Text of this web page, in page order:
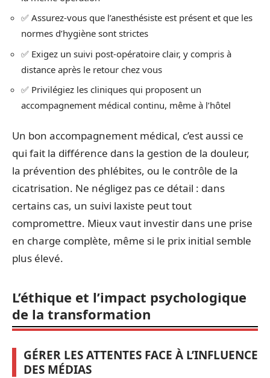
✅ Assurez-vous que l’anesthésiste est présent et que les
normes d’hygiène sont strictes
✅ Exigez un suivi post-opératoire clair, y compris à
distance après le retour chez vous
✅ Privilégiez les cliniques qui proposent un
accompagnement médical continu, même à l’hôtel
Un bon accompagnement médical, c’est aussi ce
qui fait la différence dans la gestion de la douleur,
la prévention des phlébites, ou le contrôle de la
cicatrisation. Ne négligez pas ce détail : dans
certains cas, un suivi laxiste peut tout
compromettre. Mieux vaut investir dans une prise
en charge complète, même si le prix initial semble
plus élevé.
L’éthique et l’impact psychologique
de la transformation
GÉRER LES ATTENTES FACE À L’INFLUENCE
DES MÉDIAS